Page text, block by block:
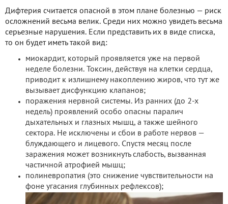
Дифтерия считается опасной в этом плане болезнью — риск
осложнений весьма велик. Среди них можно увидеть весьма
серьезные нарушения. Если представить их в виде списка,
то он будет иметь такой вид:
миокардит, который проявляется уже на первой
неделе болезни. Токсин, действуя на клетки сердца,
приводит к излишнему накоплению жиров, что тут же
вызывает дисфункцию клапанов;
поражения нервной системы. Из ранних (до 2-х
недель) проявлений особо опасны паралич
дыхательных и глазных мышц, а также шейного
сектора. Не исключены и сбои в работе нервов —
блуждающего и лицевого. Спустя месяц после
заражения может возникнуть слабость, вызванная
частичной атрофией мышц;
полиневропатия (это снижение чувствительности на
фоне угасания глубинных рефлексов);